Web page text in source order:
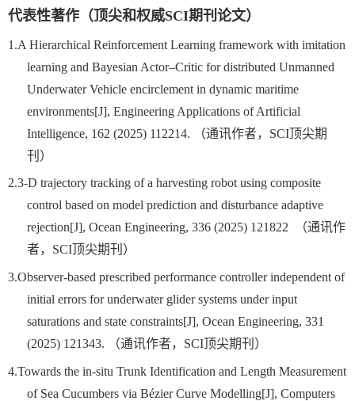
代表性著作（顶尖和权威SCI期刊论文）
1.A Hierarchical Reinforcement Learning framework with imitation
learning and Bayesian Actor–Critic for distributed Unmanned
Underwater Vehicle encirclement in dynamic maritime
environments[J], Engineering Applications of Artificial
Intelligence, 162 (2025) 112214.
（通讯作者， SCI顶尖期
刊）
2.3-D trajectory tracking of a harvesting robot using composite
control based on model prediction and disturbance adaptive
rejection[J], Ocean Engineering, 336 (2025) 121822
（通讯作
者， SCI顶尖期刊）
3.Observer-based prescribed performance controller independent of
initial errors for underwater glider systems under input
saturations and state constraints[J], Ocean Engineering, 331
(2025) 121343.
（通讯作者， SCI顶尖期刊）
4.Towards the in-situ Trunk Identification and Length Measurement
of Sea Cucumbers via Bézier Curve Modelling[J], Computers